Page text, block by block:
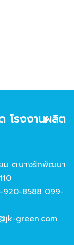
โรงงานผลิต
ม ต.บางรักพัฒนา
920-8588 099-
green.com